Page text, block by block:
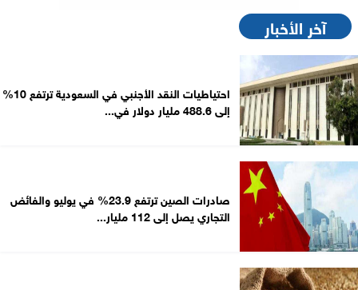
آخر الأخبار
احتياطيات النقد الأجنبي في السعودية ترتفع 10%
إلى 488.6 مليار دولار في...
صادرات الصين ترتفع 23.9% في يوليو والفائض
التجاري يصل إلى 112 مليار...